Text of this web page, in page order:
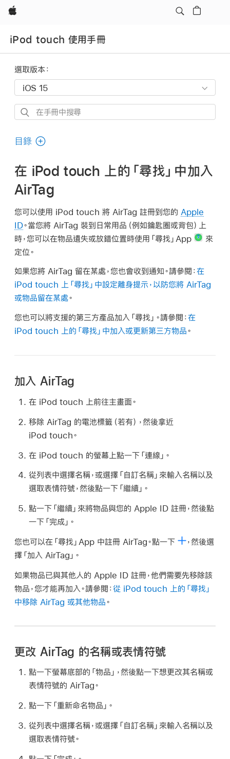
Apple
iPod touch 使用手冊
選取版本：
在
冊
搜
尋
目錄
在 iPod touch 上的「尋找」中加入
AirTag
您可以使用 iPod touch 將 AirTag 註冊到您的 Apple
ID。當您將 AirTag 裝到日常用品（例如鑰匙圈或背包）上
時，您可以在物品遺失或放錯位置時使用「尋找」App
來
定位。
如果您將 AirTag 留在某處，您也會收到通知。請參閱：在
iPod touch 上「尋找」中設定離身提示，以防您將 AirTag
或物品留在某處。
您也可以將支援的第三方產品加入「尋找」。請參閱：在
iPod touch 上的「尋找」中加入或更新第三方物品。
加入 AirTag
在 iPod touch 上前往主畫面。
移除 AirTag 的電池標籤（若有），然後拿近
iPod touch。
在 iPod touch 的螢幕上點一下「連線」。
從列表中選擇名稱，或選擇「自訂名稱」來輸入名稱以及
選取表情符號，然後點一下「繼續」。
點一下「繼續」來將物品與您的 Apple ID 註冊，然後點
一下「完成」。
您也可以在「尋找」App 中註冊 AirTag。點一下
，然後選
擇「加入 AirTag」。
如果物品已與其他人的 Apple ID 註冊，他們需要先移除該
物品，您才能再加入。請參閱：從 iPod touch 上的「尋找」
中移除 AirTag 或其他物品。
更改 AirTag 的名稱或表情符號
點一下螢幕底部的「物品」，然後點一下想更改其名稱或
表情符號的 AirTag。
點一下「重新命名物品」。
從列表中選擇名稱，或選擇「自訂名稱」來輸入名稱以及
選取表情符號。